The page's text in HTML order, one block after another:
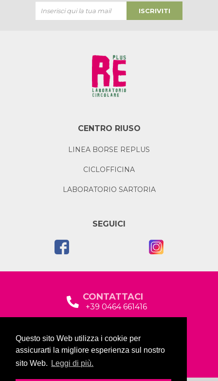
Questo sito Web utilizza i cookie per
assicurarti la migliore esperienza sul nostro
sito Web.
Leggi di più.
ISCRIVITI
CENTRO RIUSO
LINEA BORSE REPLUS
CICLOFFICINA
LABORATORIO SARTORIA
SEGUICI
CONTATTACI
+39 0464 661416
Via Baltera, 19
38066 Riva del Garda (TN)